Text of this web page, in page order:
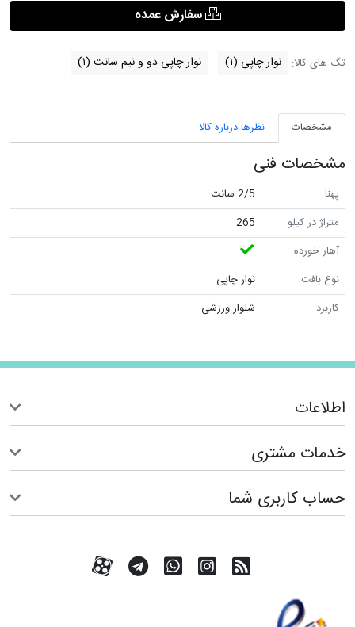
سفارش عمده
تگ های کالا: نوار چاپی (۱) نوار چاپی دو و نیم سانت (۱)
مشخصات نظرها درباره کالا
مشخصات فنی
پهنا
2/5 سانت
متراژ در کیلو
265
آهار خورده
نوع بافت
نوار چاپی
کاربرد
شلوار ورزشی
اطلاعات
خدمات مشتری
حساب کاربری شما
RSSکانال آپارات
تماس با واتس اپ
کانال تلگرام
کانال آپارات